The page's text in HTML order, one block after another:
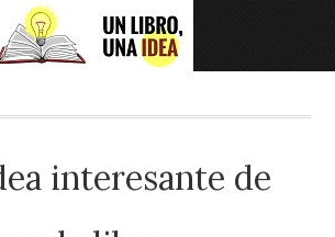
interesante de